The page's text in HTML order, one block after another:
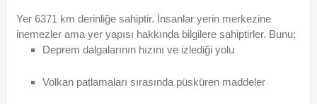
Yer 6371 km derinliğe sahiptir. İnsanlar yerin merkezine
inemezler ama yer yapısı hakkında bilgilere sahiptirler. Bunu;
Deprem dalgalarının hızını ve izlediği yolu
Volkan patlamaları sırasında püsküren maddeler